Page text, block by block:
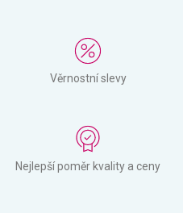
Věrnostní slevy
Nejlepší poměr kvality a ceny